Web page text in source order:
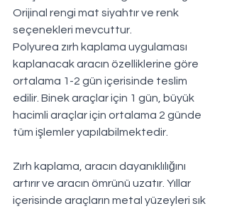
Orijinal rengi mat siyahtır ve renk
seçenekleri mevcuttur.
Polyurea zırh kaplama uygulaması
kaplanacak aracın özelliklerine göre
ortalama 1-2 gün içerisinde teslim
edilir. Binek araçlar için 1 gün, büyük
hacimli araçlar için ortalama 2 günde
tüm işlemler yapılabilmektedir.
Zırh kaplama, aracın dayanıklılığını
artırır ve aracın ömrünü uzatır. Yıllar
içerisinde araçların metal yüzeyleri sık